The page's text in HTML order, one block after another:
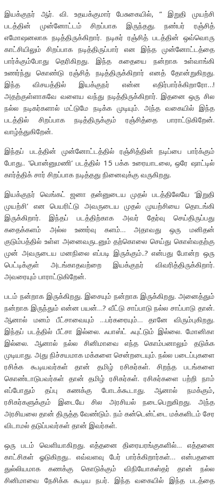
இயக்குநர் ஆர். வி. உதயக்குமார் பேசுகையில், ” இறுதி முயற்சி
படத்தின் முன்னோட்டம் சிறப்பாக இருந்தது. நண்பர் ரஞ்சித்
எமோஷனலாக நடித்திருக்கிறார். நடிகர் ரஞ்சித் படத்தின் ஒவ்வொரு
காட்சியிலும் சிறப்பாக நடித்திருப்பார் என இந்த முன்னோட்டத்தை
பார்க்கும்போது தெரிகிறது. இந்த கதையை நன்றாக உள்வாங்கி
உணர்ந்து கொண்டு ரஞ்சித் நடித்திருக்கிறார் எனத் தோன்றுகிறது.
இந்த விசயத்தில் இயக்குநர் என்ன எதிர்பார்க்கிறாரோ…!
அதற்குள்ளாகவே வளைய வந்து நடித்திருக்கிறார். இதனை ஒரு சில
நல்ல நடிகர்களால் மட்டுமே நடிக்க முடியும். அந்த வகையில் இந்த
படத்தில் சிறப்பாக நடித்திருக்கும் ரஞ்சித்தை பாராட்டுகிறேன்.
வாழ்த்துகிறேன்.
இந்தப் படத்தின் முன்னோட்டத்தில் ரஞ்சித்தின் நடிப்பை பார்க்கும்
போது.. ‘பொன்னுமணி’ படத்தில் 15 பக்க உரையாடலை, ஒரே ஷாட்டில்
கார்த்திக் சார் சிறப்பாக நடித்தது நினைவுக்கு வருகிறது.
இயக்குநர் வெங்கட் ஜனா தன்னுடைய முதல் படத்திலேயே ‘இறுதி
முயற்சி’ என பெயரிட்டு அவருடைய முதல் முயற்சியை தொடங்கி
இருக்கிறார். இந்தப் படத்திற்காக அவர் தேர்வு செய்திருப்பது
கதைக்களம் அல்ல உணர்வு களம்… அதாவது ஒரு மனிதன்
குடும்பத்தில் உள்ள அனைவருடனும் தற்கொலை செய்து கொள்வதற்கு
முன் அவருடைய மனநிலை எப்படி இருக்கும்..? என்பது போன்ற ஒரு
பெட்டிக்குள் அடங்காதவற்றை இயக்குநர் விவரித்திருக்கிறார்.
அவரையும் பாராட்டுகிறேன்.
படம் நன்றாக இருக்கிறது. இசையும் நன்றாக இருக்கிறது. அனைத்தும்
நன்றாக இருந்தும் என்ன பயன்…? வீட்டு சாப்பாடு நல்ல சாப்பாடு தான்.
ஆனால் மனம் பீட்சாவையும் …பர்கரையும்… தானே விரும்புகிறது.
இந்தப் படத்தில் பீட்சா இல்லை. ஃபாஸ்ட் ஃபுட்டும் இல்லை. மோனிகா
இல்லை. ஆனால் நல்ல சினிமாவை எந்த கொம்பனாலும் தடுக்க
முடியாது. அது நிச்சயமாக மக்களை சென்றடையும். நல்ல படைப்புகளை
ரசிக்க கூடியவர்கள் தான் தமிழ் ரசிகர்கள். சிறந்த படங்களை
கொண்டாடுபவர்கள் தான் தமிழ் ரசிகர்கள். ரசிகர்களை பற்றி நாம்
எப்போதும் தப்பு கணக்கு போடக்கூடாது. ஆனால் நமக்கும்,
ரசிகர்களுக்கும் இடையே சில அரசியல் நடைபெறுகிறது. அந்த
அரசியலை தான் திருத்த வேண்டும். நம் கன்டென்ட்டை மக்களிடம் சேர
விடாமல் தடுப்பவர்கள் தான் இவர்கள்.
ஒரு படம் வெளியாகிறது. எத்தனை திரையரங்குகளில்… எத்தனை
காட்சிகள் ஓடுகிறது.. எவ்வளவு பேர் பார்க்கிறார்கள்… என்பதனை
துல்லியமாக கணக்கு கொடுக்கும் விநியோகஸ்தர் தான் நல்ல
சினிமாவை நேசிக்க கூடிய நபர். இந்த வகையில் இந்த படத்தை